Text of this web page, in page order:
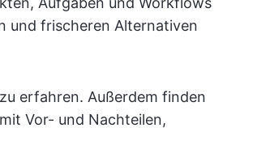
und frischeren Alternativen
erfahren. Außerdem finden
Vor- und Nachteilen,